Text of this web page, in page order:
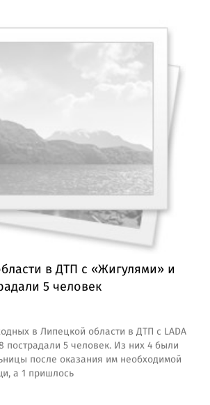
в ДТП с «Жигулями» и
5 человек
в Липецкой области в ДТП с LADA
пострадали 5 человек. Из них 4 были
после оказания им необходимой
а 1 пришлось